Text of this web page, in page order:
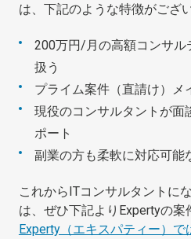
は、下記のような特徴がござ
200万円/月の高額コンサル
扱う
プライム案件（直請け）メ
現役のコンサルタントが面
ポート
副業の方も柔軟に対応可能
これからITコンサルタントに
は、ぜひ下記よりExpertyの案
Experty（エキスパティー）